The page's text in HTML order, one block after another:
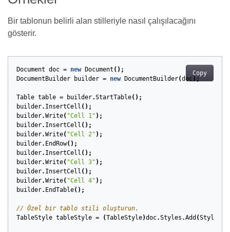
Bir tablonun belirli alan stilleriyle nasıl çalışılacağını
gösterir.
Copy
Document doc = new Document ();
DocumentBuilder
builder = new DocumentBuilder(doc );
Table table = builder.StartTable();
builder. InsertCell ();
builder.Write( "Cell 1" );
builder. InsertCell ();
builder.Write( "Cell 2" );
builder. EndRow();
builder. InsertCell ();
builder.Write( "Cell 3" );
builder. InsertCell ();
builder.Write( "Cell 4" );
builder. EndTable();
// Özel bir tablo stili oluşturun.
TableStyle tableStyle = (TableStyle)doc.Styles .Add (